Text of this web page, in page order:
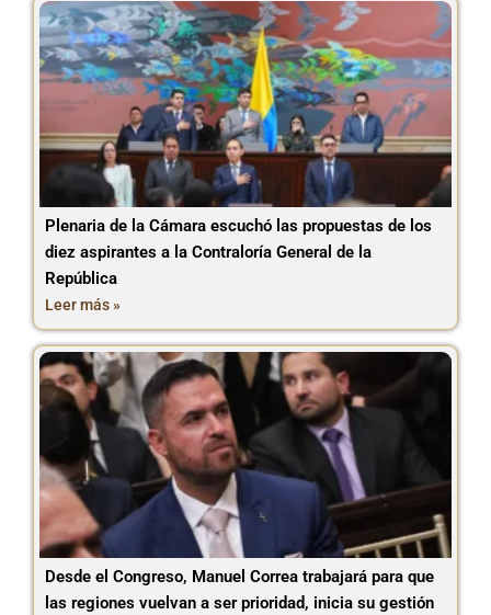
Plenaria de la Cámara escuchó las propuestas de los
diez aspirantes a la Contraloría General de la
República
Leer más »
Desde el Congreso, Manuel Correa trabajará para que
las regiones vuelvan a ser prioridad, inicia su gestión